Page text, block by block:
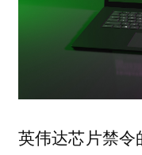
英伟达芯片禁令